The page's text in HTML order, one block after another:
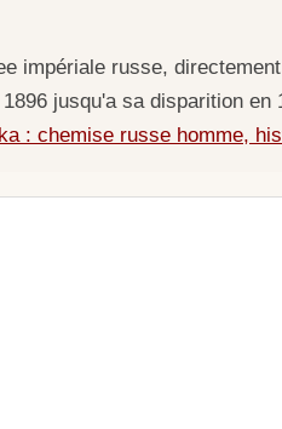
impériale russe,
jusqu'a sa disparition
: chemise russe homme,